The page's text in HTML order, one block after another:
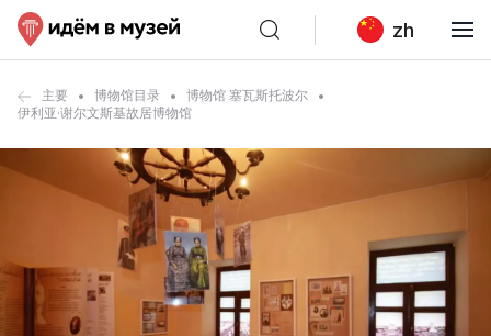
zh
主要 博物馆目录
博物馆 塞瓦斯托波尔
伊利亚·谢尔文斯基故居博物馆